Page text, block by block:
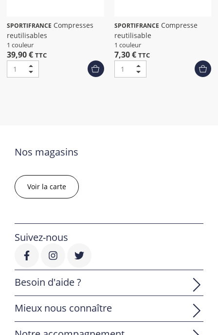
SPORTIFRANCE
reutilisables
1 couleur
39,90 € TTC
SPORTIFRANCE
reutilisable
1 couleur
7,30 € TTC
Nos magasins
Voir la carte
Suivez-nous
Besoin d'aide ?
Mieux nous connaître